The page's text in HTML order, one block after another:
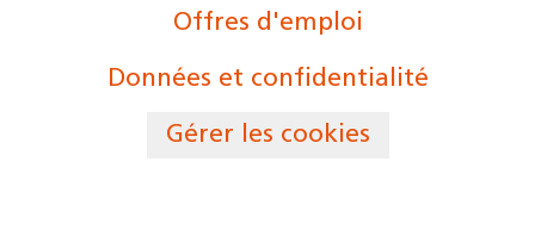
Offres d'emploi
Données et confidentialité
Gérer les cookies